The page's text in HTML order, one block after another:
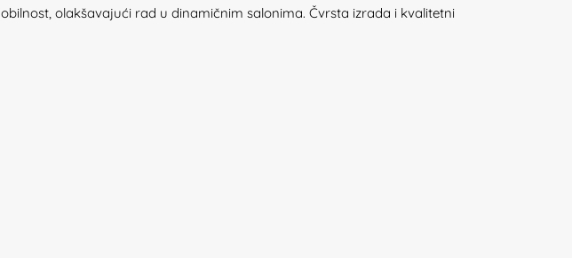
olakšavajući rad u dinamičnim salonima. Čvrsta izrada i kvalitetni